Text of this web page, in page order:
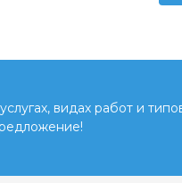
видах работ и